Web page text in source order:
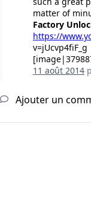
matter of
Factory
https://
v=jUcvp4fiF_g
11 août 2014
Ajouter un